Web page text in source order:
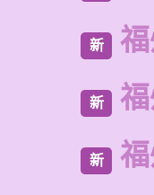
新
新
新